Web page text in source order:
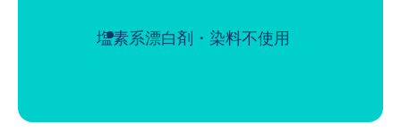
塩素系漂白剤・染料不使用